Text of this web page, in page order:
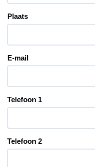
Plaats
E-mail
Telefoon 1
Telefoon 2